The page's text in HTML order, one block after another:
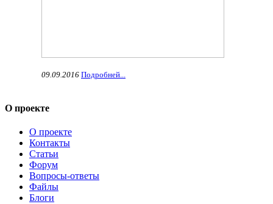
09.09.2016 Подробней...
О проекте
О проекте
Контакты
Статьи
Форум
Вопросы-ответы
Файлы
Блоги